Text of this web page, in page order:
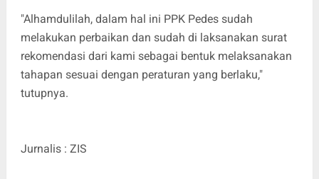
"Alhamdulilah, dalam hal ini PPK Pedes sudah
melakukan perbaikan dan sudah di laksanakan surat
rekomendasi dari kami sebagai bentuk melaksanakan
tahapan sesuai dengan peraturan yang berlaku,"
tutupnya.
Jurnalis : ZIS